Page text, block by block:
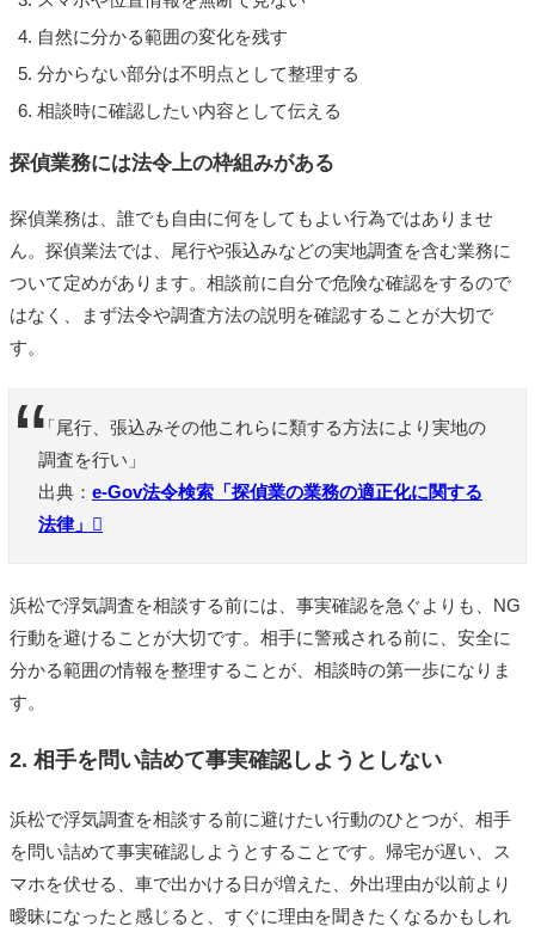
自然に分かる範囲の変化を残す
分からない部分は不明点として整理する
相談時に確認したい内容として伝える
探偵業務には法令上の枠組みがある
探偵業務は、誰でも自由に何をしてもよい行為ではありませ
ん。探偵業法では、尾行や張込みなどの実地調査を含む業務に
ついて定めがあります。相談前に自分で危険な確認をするので
はなく、まず法令や調査方法の説明を確認することが大切で
す。
「尾行、張込みその他これらに類する方法により実地の
調査を行い」
出典： e-Gov法令検索「探偵業の業務の適正化に関する
法律」
浜松で浮気調査を相談する前には、事実確認を急ぐよりも、NG
行動を避けることが大切です。相手に警戒される前に、安全に
分かる範囲の情報を整理することが、相談時の第一歩になりま
す。
2. 相手を問い詰めて事実確認しようとしない
浜松で浮気調査を相談する前に避けたい行動のひとつが、相手
を問い詰めて事実確認しようとすることです。帰宅が遅い、ス
マホを伏せる、車で出かける日が増えた、外出理由が以前より
曖昧になったと感じると、すぐに理由を聞きたくなるかもしれ